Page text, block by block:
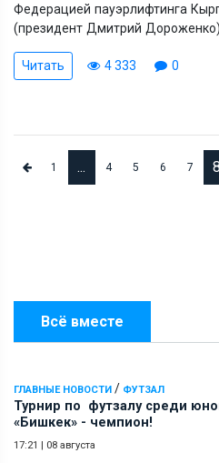
Всё вместе
ГЛАВНЫЕ НОВОСТИ / ФУТЗАЛ
Турнир по футзалу среди
«Бишкек» - чемпион!
17:21 | 08 августа
Федерацией пауэрлифтинга
(президент Дмитрий Дороженко).
Читать 4 333 0
1 ... 4 5 6 7 8